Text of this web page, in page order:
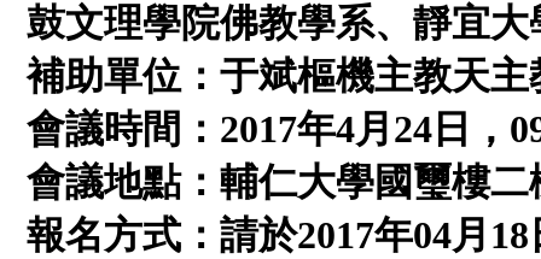
鼓文理學院佛教學系、靜宜
補助單位：于斌樞機主教天
會議時間：2017年4月24日，
會議地點：輔仁大學國璽樓
報名方式：請於2017年04月